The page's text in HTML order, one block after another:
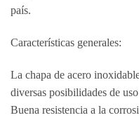
país.
Características generales:
La chapa de acero
diversas posibilidades de uso
Buena resistencia a la